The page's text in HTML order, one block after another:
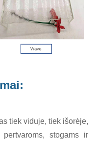
tiek viduje, tiek išorėje,
stogams ir